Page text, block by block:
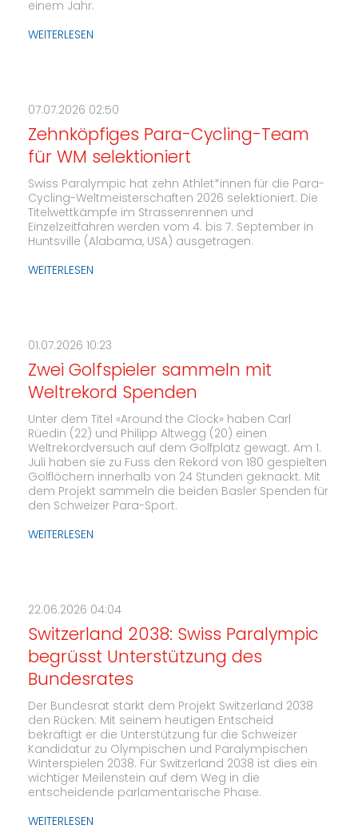
einem Jahr.
WEITERLESEN
07.07.2026 02:50
Zehnköpfiges Para-Cycling-Team
für WM selektioniert
Swiss Paralympic hat zehn Athlet*innen für die Para-
Cycling-Weltmeisterschaften 2026 selektioniert. Die
Titelwettkämpfe im Strassenrennen und
Einzelzeitfahren werden vom 4. bis 7. September in
Huntsville (Alabama, USA) ausgetragen.
WEITERLESEN
01.07.2026 10:23
Zwei Golfspieler sammeln mit
Weltrekord Spenden
Unter dem Titel «Around the Clock» haben Carl
Rüedin (22) und Philipp Altwegg (20) einen
Weltrekordversuch auf dem Golfplatz gewagt. Am 1.
Juli haben sie zu Fuss den Rekord von 180 gespielten
Golflöchern innerhalb von 24 Stunden geknackt. Mit
dem Projekt sammeln die beiden Basler Spenden für
den Schweizer Para-Sport.
WEITERLESEN
22.06.2026 04:04
Switzerland 2038: Swiss Paralympic
begrüsst Unterstützung des
Bundesrates
Der Bundesrat stärkt dem Projekt Switzerland 2038
den Rücken: Mit seinem heutigen Entscheid
bekräftigt er die Unterstützung für die Schweizer
Kandidatur zu Olympischen und Paralympischen
Winterspielen 2038. Für Switzerland 2038 ist dies ein
wichtiger Meilenstein auf dem Weg in die
entscheidende parlamentarische Phase.
WEITERLESEN